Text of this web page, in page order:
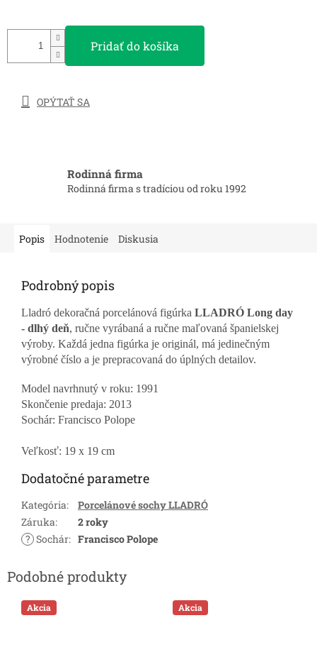
Pridať do košíka
OPÝTAŤ SA
Rodinná firma
Rodinná firma s tradíciou od roku 1992
Popis Hodnotenie Diskusia
Podrobný popis
Lladró dekoračná porcelánová figúrka LLADRÓ Long day
- dlhý deň, ručne vyrábaná a ručne maľovaná španielskej
výroby. Každá jedna figúrka je originál, má jedinečným
výrobné číslo a je prepracovaná do úplných detailov.
Model navrhnutý v roku: 1991
Skončenie predaja: 2013
Sochár: Francisco Polope
Veľkosť: 19 x 19 cm
Dodatočné parametre
Kategória:
Porcelánové sochy LLADRÓ
Záruka:
2 roky
? Sochár: Francisco Polope
Akcia Akcia